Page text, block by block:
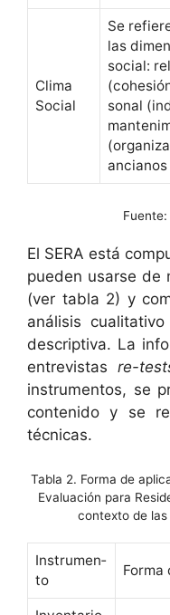
Cli­ma
Social
Se
las
social:
son­al
El SERA está
pueden usarse de
(ver tabla 2) y
análi­sis
descrip­ti­va. La
entre­vis­tas re-
instru­men­tos, se
con­tenido y se
técnicas.
Tabla 2. Forma de
Evaluación para
contexto de las
Instru­men­
to